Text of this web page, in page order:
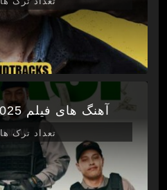
آهنگ های فیلم The Pickup 2025
تعداد ترک ها 11